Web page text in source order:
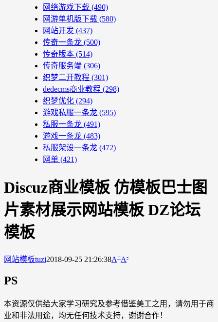
网络游戏下载 (490)
网游单机版下载 (580)
网站开发 (437)
传奇一条龙 (500)
传奇版本 (514)
传奇服务端 (306)
织梦二开教程 (301)
dedecms商业教程 (298)
织梦优化 (294)
游戏私服一条龙 (595)
私服一条龙 (491)
游戏一条龙 (483)
私服架设一条龙 (472)
网单 (421)
Discuz商业模板 仿模板巴士图
片素材展示网站模板 DZ论坛
模板
网站模板tuzi2018-09-25 21:26:38A+A-
PS
本资源仅供给大家学习研究及参考借鉴美工之用，请勿用于商
业和非法用途，均无任何技术支持，谢谢合作！